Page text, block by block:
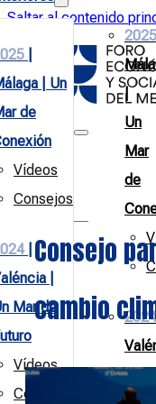
Saltar al contenido
| Un
de
Vídeos
Consejos
|
|
Mar de
Vídeos
Consejos
2025
|
Un
Mar
de
2024
|
Consejo
cambio